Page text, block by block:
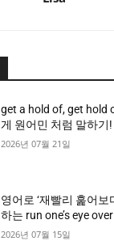
get a hold of, get hold
게 원어민 처럼 말하기
2026년 07월 21일
영어로 ‘재빨리 훑어보
하는 run one’s eye over
2026년 07월 15일